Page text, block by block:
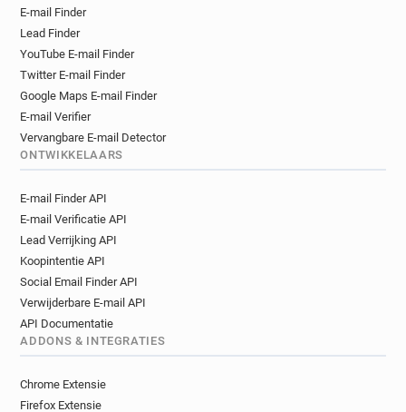
E-mail Finder
Lead Finder
YouTube E-mail Finder
Twitter E-mail Finder
Google Maps E-mail Finder
E-mail Verifier
Vervangbare E-mail Detector
ONTWIKKELAARS
E-mail Finder API
E-mail Verificatie API
Lead Verrijking API
Koopintentie API
Social Email Finder API
Verwijderbare E-mail API
API Documentatie
ADDONS & INTEGRATIES
Chrome Extensie
Firefox Extensie